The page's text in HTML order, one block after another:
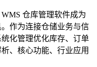
仓库管理软件成为
作为连接仓储业务与信
化管理优化库存、订单
、核心功能、行业应用